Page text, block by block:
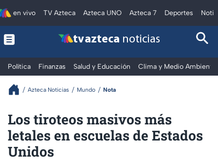
en vivo TV Azteca Azteca UNO Azteca 7 Deportes
tv azteca noticias
Política Finanzas Salud y Educación Clima y Medio Ambiente
Azteca Noticias Mundo Nota
Los tiroteos masivos más
letales en escuelas de Estados
Unidos